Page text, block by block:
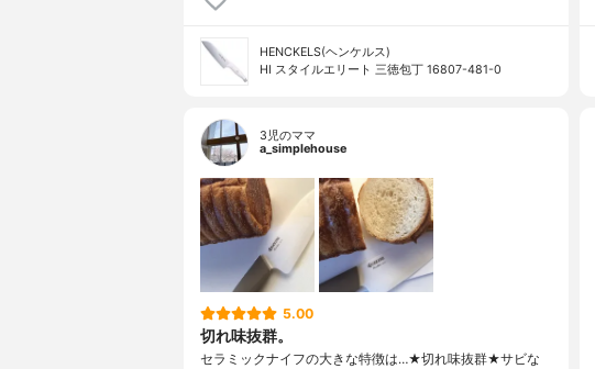
HENCKELS(ヘンケルス)
HI スタイルエリート 三徳包丁 16807-481-0
3児のママ
a_simplehouse
5.00
切れ味抜群。
セラミックナイフの大きな特徴は…★切れ味抜群★サビな